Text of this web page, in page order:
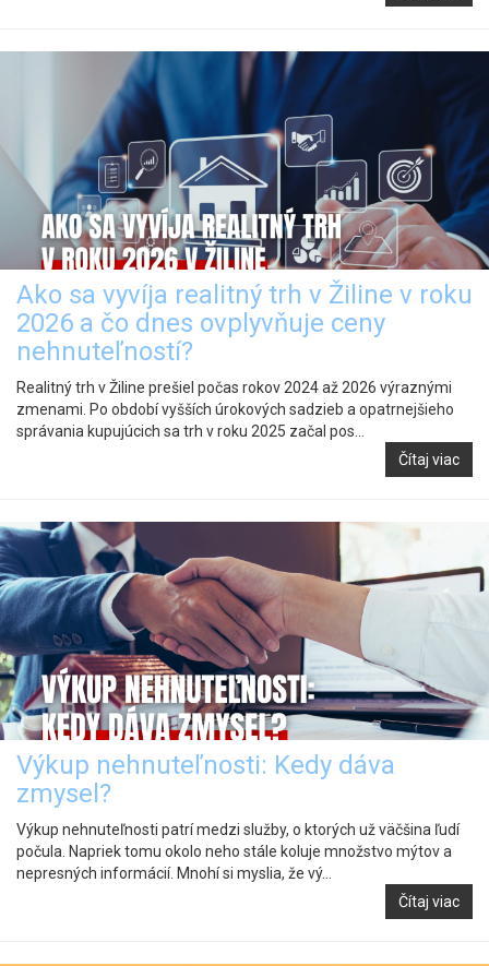
Ako sa vyvíja realitný trh v Žiline v roku
2026 a čo dnes ovplyvňuje ceny
nehnuteľností?
Realitný trh v Žiline prešiel počas rokov 2024 až 2026 výraznými
zmenami. Po období vyšších úrokových sadzieb a opatrnejšieho
správania kupujúcich sa trh v roku 2025 začal pos...
Čítaj viac
Výkup nehnuteľnosti: Kedy dáva
zmysel?
Výkup nehnuteľnosti patrí medzi služby, o ktorých už väčšina ľudí
počula. Napriek tomu okolo neho stále koluje množstvo mýtov a
nepresných informácií. Mnohí si myslia, že vý...
Čítaj viac